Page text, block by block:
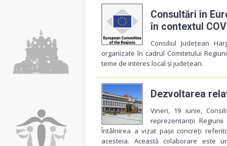
Consultări în
în contextul
Consiliul Județean
organizate în cadrul Comitetului
teme de interes local și județean.
Dezvoltarea
Vineri, 19 iunie,
reprezentanții
Întâlnirea a vizat pașii concreți
acesteia. Această colaborare este